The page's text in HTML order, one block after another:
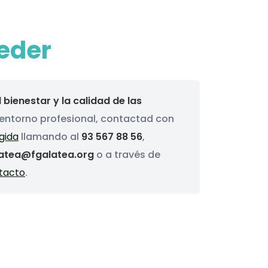
der
y la calidad de las
profesional, contactad con
llamando al 93 567 88 56,
o a través de
.